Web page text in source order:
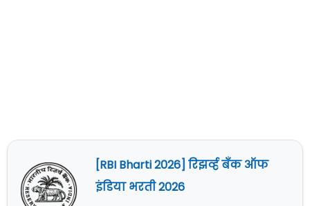
[RBI Bharti 2026] रिझर्व्ह बँक ऑफ
इंडिया भरती 2026